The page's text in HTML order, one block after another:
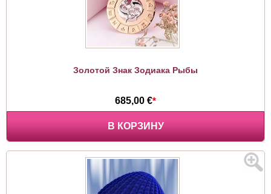
Золотой Знак Зодиака Рыбы
685,00 €*
В КОРЗИНУ